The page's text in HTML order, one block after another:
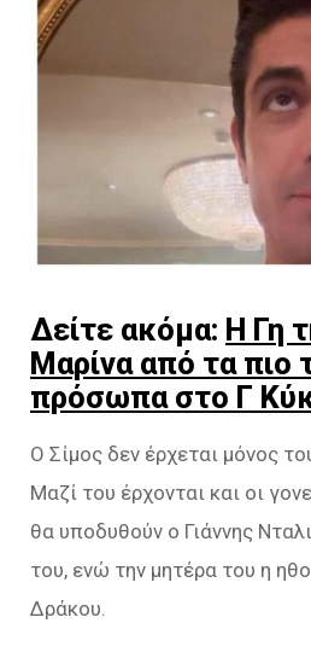
Δείτε ακόμα: Η Γη
Μαρίνα από τα πιο
πρόσωπα στο Γ
Ο Σίμος δεν έρχεται μόνος
Μαζί του έρχονται και οι
θα υποδυθούν ο Γιάννης
του, ενώ την μητέρα του η
Δράκου.